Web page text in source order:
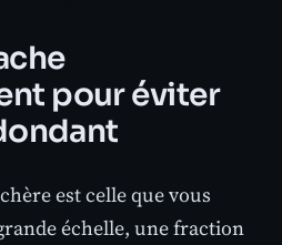
pour éviter
est celle que vous
échelle, une fraction